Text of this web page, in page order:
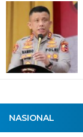
NASIONAL